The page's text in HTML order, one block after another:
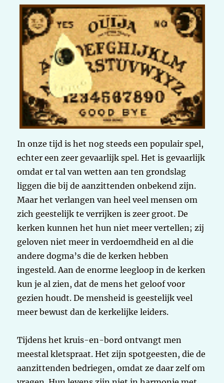
In onze tijd is het nog steeds een populair spel,
echter een zeer gevaarlijk spel. Het is gevaarlijk
omdat er tal van wetten aan ten grondslag
liggen die bij de aanzittenden onbekend zijn.
Maar het verlangen van heel veel mensen om
zich geestelijk te verrijken is zeer groot. De
kerken kunnen het hun niet meer vertellen; zij
geloven niet meer in verdoemdheid en al die
andere dogma’s die de kerken hebben
ingesteld. Aan de enorme leegloop in de kerken
kun je al zien, dat de mens het geloof voor
gezien houdt. De mensheid is geestelijk veel
meer bewust dan de kerkelijke leiders.
Tijdens het kruis-en-bord ontvangt men
meestal kletspraat. Het zijn spotgeesten, die de
aanzittenden bedriegen, omdat ze daar zelf om